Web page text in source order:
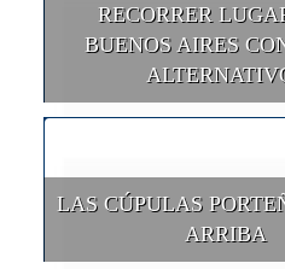
RECORRER
BUENOS AIRES
LAS CÚPULAS
ARRIBA